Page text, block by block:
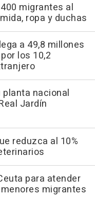
migrantes al
ropa y duchas
a 49,8 millones
los 10,2
planta nacional
Jardín
reduzca al 10%
para atender
migrantes